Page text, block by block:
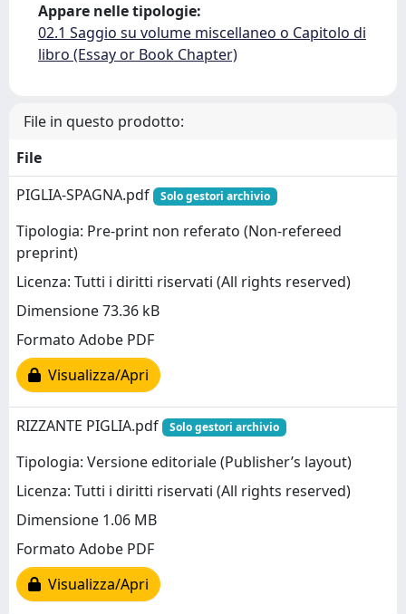
Appare nelle tipologie:
02.1 Saggio su volume miscellaneo o Capitolo di
libro (Essay or Book Chapter)
File in questo prodotto:
File
PIGLIA-SPAGNA.pdf
Solo gestori archivio
Tipologia: Pre-print non referato (Non-refereed
preprint)
Licenza: Tutti i diritti riservati (All rights reserved)
Dimensione 73.36 kB
Formato Adobe PDF
Visualizza/Apri
RIZZANTE PIGLIA.pdf Solo gestori archivio
Tipologia: Versione editoriale (Publisher’s layout)
Licenza: Tutti i diritti riservati (All rights reserved)
Dimensione 1.06 MB
Formato Adobe PDF
Visualizza/Apri